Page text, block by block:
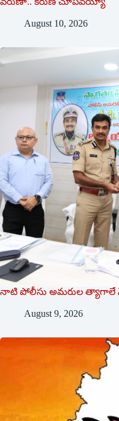
August 10, 2026
నాటి పోలీసు అమరుల త్యాగాలే
August 9, 2026